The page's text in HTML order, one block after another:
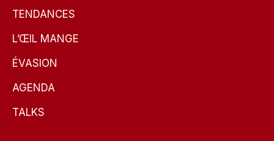
TENDANCES
L’ŒIL MANGE
ÉVASION
AGENDA
TALKS